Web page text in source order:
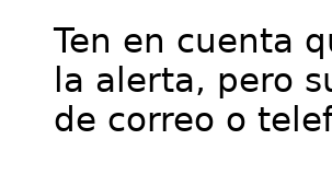
Ten en cuenta
la alerta, pero
de correo o